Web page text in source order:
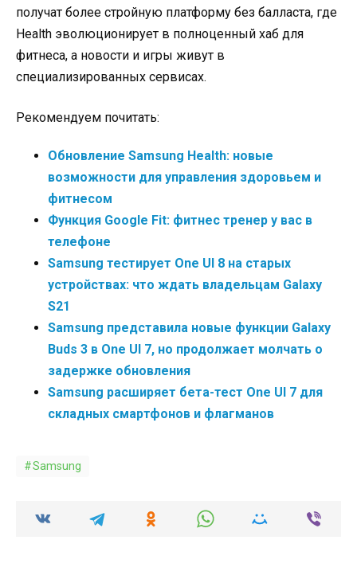
получат более стройную платформу без балласта, где
Health эволюционирует в полноценный хаб для
фитнеса, а новости и игры живут в
специализированных сервисах.
Рекомендуем почитать:
Обновление Samsung Health: новые
возможности для управления здоровьем и
фитнесом
Функция Google Fit: фитнес тренер у вас в
телефоне
Samsung тестирует One UI 8 на старых
устройствах: что ждать владельцам Galaxy
S21
Samsung представила новые функции Galaxy
Buds 3 в One UI 7, но продолжает молчать о
задержке обновления
Samsung расширяет бета-тест One UI 7 для
складных смартфонов и флагманов
Samsung